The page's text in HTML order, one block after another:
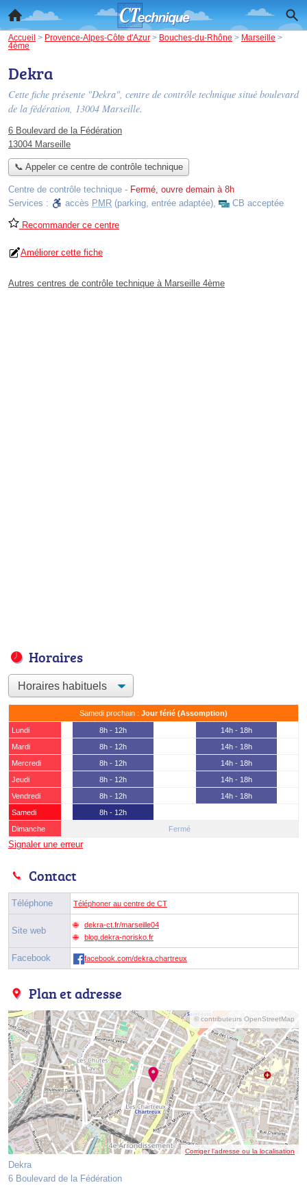
Accueil > Provence-Alpes-Côte d'Azur > Bouches-du-Rhône > Marseille >
4ème
Dekra
Cette fiche présente "Dekra", centre de contrôle technique situé boulevard
de la fédération, 13004 Marseille.
6 Boulevard de la Fédération
13004 Marseille
📞 Appeler ce centre de contrôle technique
Centre de contrôle technique - Fermé, ouvre demain à 8h
Services :
accès PMR (parking, entrée adaptée), CB acceptée
Recommander ce centre
Améliorer cette fiche
Autres centres de contrôle technique à Marseille 4ème
Horaires
Samedi prochain : Jour férié (Assomption)
Lundi 8h - 12h
14h - 18h
Mardi
8h - 12h
14h - 18h
Mercredi
8h - 12h
14h - 18h
Jeudi
8h - 12h
14h - 18h
Vendredi
8h - 12h
14h - 18h
Samedi
8h - 12h
Dimanche
Fermé
Signaler une erreur
Contact
Téléphone Téléphoner au centre de CT
Site web
dekra-ct.fr/marseille04
blog.dekra-norisko.fr
Facebook facebook.com/dekra.chartreux
Plan et adresse
© contributeurs OpenStreetMap
Corriger l’adresse ou la localisation
Dekra
6 Boulevard de la Fédération